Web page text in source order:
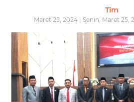
Tim
Maret 25, 2024 | Senin, Maret 25,